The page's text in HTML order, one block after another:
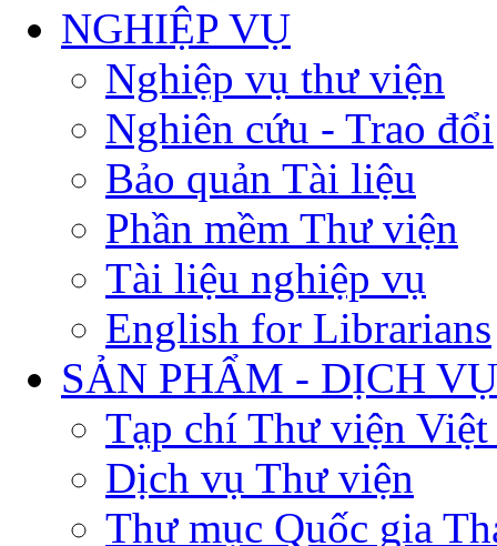
NGHIỆP VỤ
Nghiệp vụ thư viện
Nghiên cứu - Trao đổi
Bảo quản Tài liệu
Phần mềm Thư viện
Tài liệu nghiệp vụ
English for Librarians
SẢN PHẨM - DỊCH VỤ
Tạp chí Thư viện Việt
Dịch vụ Thư viện
Thư mục Quốc gia